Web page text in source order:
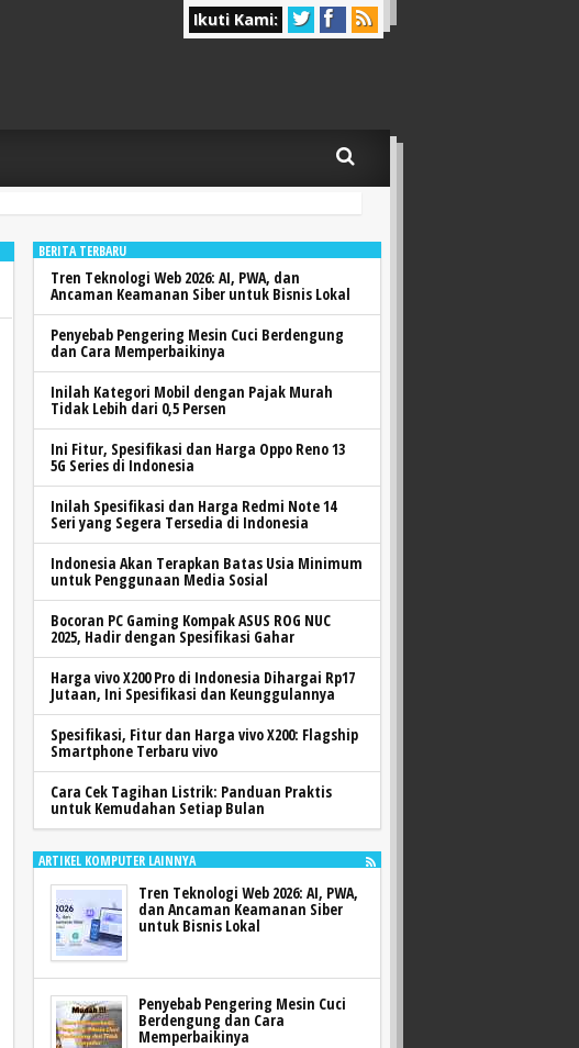
Ikuti Kami:
BERITA TERBARU
Tren Teknologi Web 2026: AI, PWA, dan
Ancaman Keamanan Siber untuk Bisnis Lokal
Penyebab Pengering Mesin Cuci Berdengung
dan Cara Memperbaikinya
Inilah Kategori Mobil dengan Pajak Murah
Tidak Lebih dari 0,5 Persen
Ini Fitur, Spesifikasi dan Harga Oppo Reno 13
5G Series di Indonesia
Inilah Spesifikasi dan Harga Redmi Note 14
Seri yang Segera Tersedia di Indonesia
Indonesia Akan Terapkan Batas Usia Minimum
untuk Penggunaan Media Sosial
Bocoran PC Gaming Kompak ASUS ROG NUC
2025, Hadir dengan Spesifikasi Gahar
Harga vivo X200 Pro di Indonesia Dihargai Rp17
Jutaan, Ini Spesifikasi dan Keunggulannya
Spesifikasi, Fitur dan Harga vivo X200: Flagship
Smartphone Terbaru vivo
Cara Cek Tagihan Listrik: Panduan Praktis
untuk Kemudahan Setiap Bulan
ARTIKEL KOMPUTER LAINNYA
Tren Teknologi Web 2026: AI, PWA,
dan Ancaman Keamanan Siber
untuk Bisnis Lokal
Penyebab Pengering Mesin Cuci
Berdengung dan Cara
Memperbaikinya